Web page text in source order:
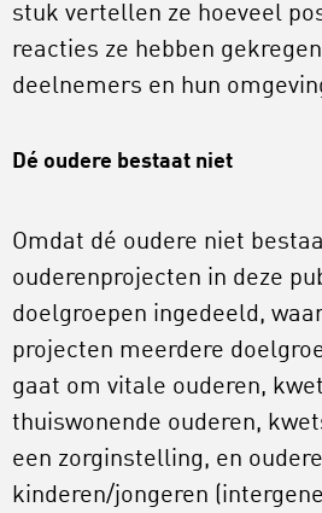
stuk vertellen ze hoeveel
reacties ze hebben
deelnemers en hun
Dé oudere bestaat niet
Omdat dé oudere niet
ouderenprojecten in deze
doelgroepen ingedeeld,
projecten meerdere
gaat om vitale ouderen,
thuiswonende ouderen,
een zorginstelling, en
kinderen/jongeren